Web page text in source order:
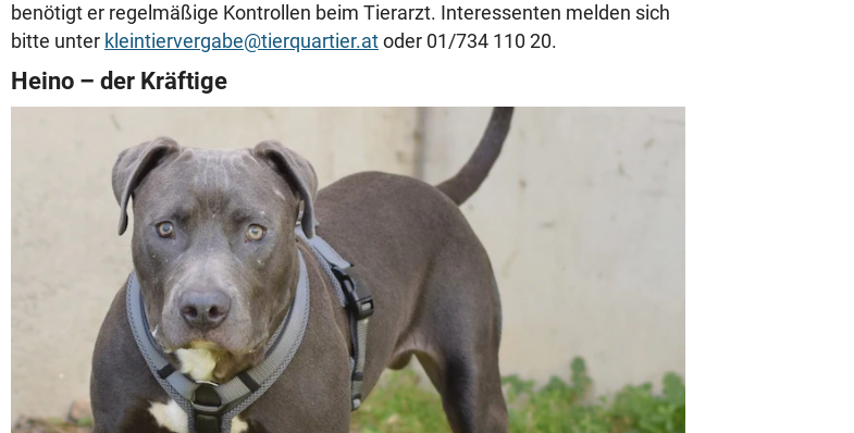
benötigt er regelmäßige Kontrollen beim Tierarzt. Interessenten melden sich
bitte unter kleintiervergabe@tierquartier.atoder 01/734 110 20.
Heino – der Kräftige